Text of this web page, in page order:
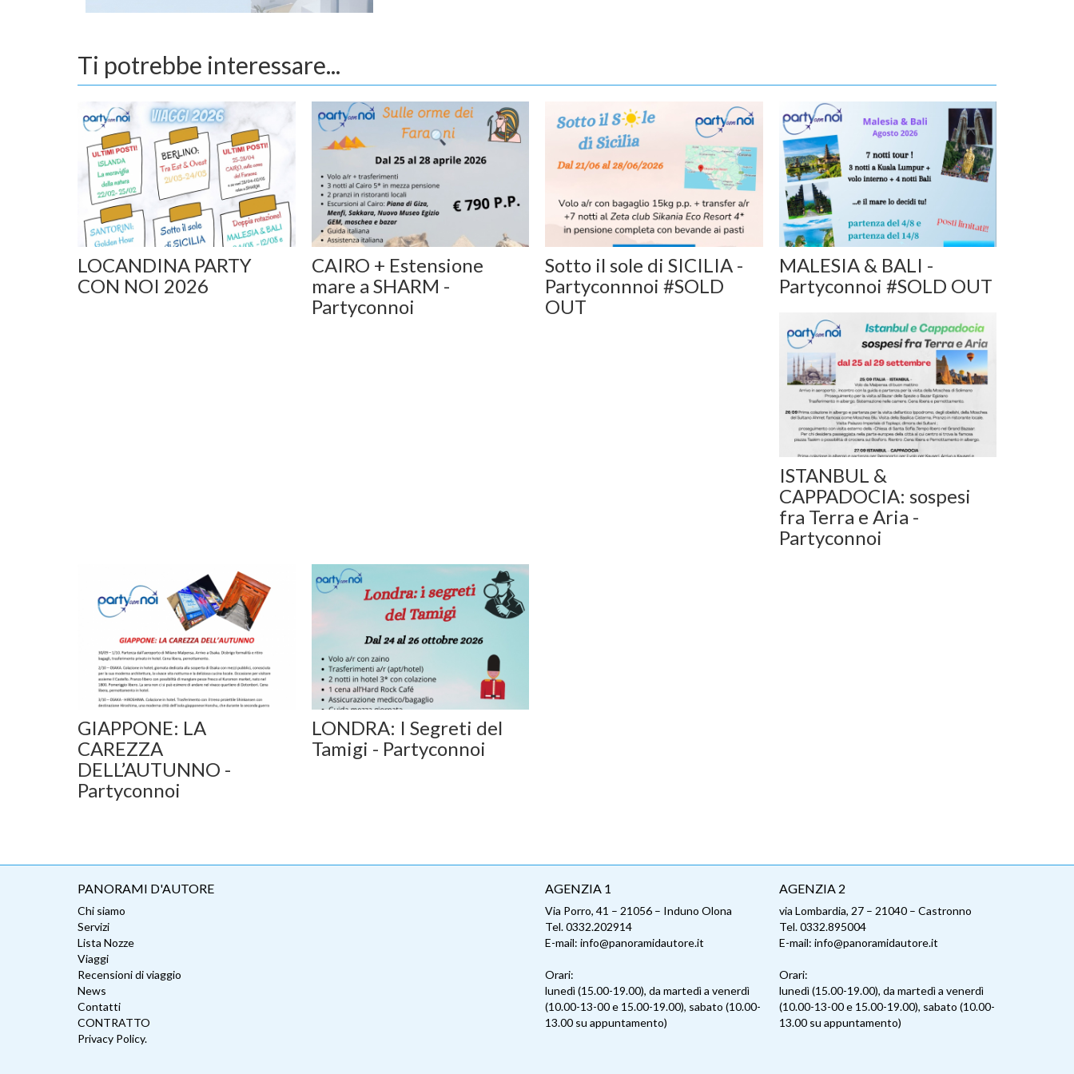
Ti potrebbe interessare...
LOCANDINA PARTY
CON NOI 2026
CAIRO + Estensione
mare a SHARM -
Partyconnoi
Sotto il sole di SICILIA -
Partyconnnoi #SOLD
OUT
MALESIA & BALI -
Partyconnoi #SOLD OUT
ISTANBUL &
CAPPADOCIA: sospesi
fra Terra e Aria -
Partyconnoi
GIAPPONE: LA
CAREZZA
DELL’AUTUNNO -
Partyconnoi
LONDRA: I Segreti del
Tamigi - Partyconnoi
PANORAMI D'AUTORE
Chi siamo
Servizi
Lista Nozze
Viaggi
Recensioni di viaggio
News
Contatti
CONTRATTO
Privacy Policy.
AGENZIA 1
Via Porro, 41 – 21056 – Induno Olona
Tel. 0332.202914
E-mail: info@panoramidautore.it
Orari:
lunedì (15.00-19.00), da martedì a venerdì
(10.00-13-00 e 15.00-19.00), sabato (10.00-
13.00 su appuntamento)
AGENZIA 2
via Lombardia, 27 – 21040 – Castronno
Tel. 0332.895004
E-mail: info@panoramidautore.it
Orari:
lunedì (15.00-19.00), da martedì a venerdì
(10.00-13-00 e 15.00-19.00), sabato (10.00-
13.00 su appuntamento)